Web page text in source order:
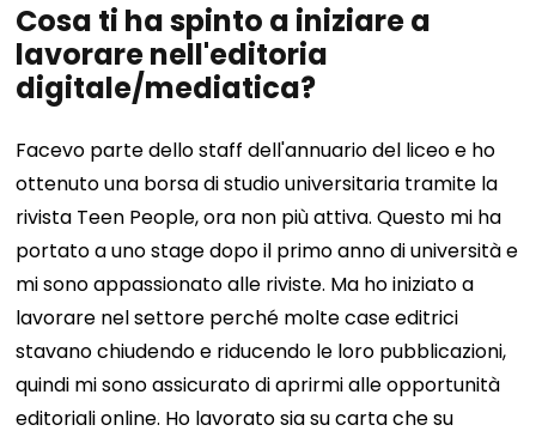
Cosa ti ha spinto a iniziare a
lavorare nell'editoria
digitale/mediatica?
Facevo parte dello staff dell'annuario del liceo e ho
ottenuto una borsa di studio universitaria tramite la
rivista Teen People, ora non più attiva. Questo mi ha
portato a uno stage dopo il primo anno di università e
mi sono appassionato alle riviste. Ma ho iniziato a
lavorare nel settore perché molte case editrici
stavano chiudendo e riducendo le loro pubblicazioni,
quindi mi sono assicurato di aprirmi alle opportunità
editoriali online. Ho lavorato sia su carta che su